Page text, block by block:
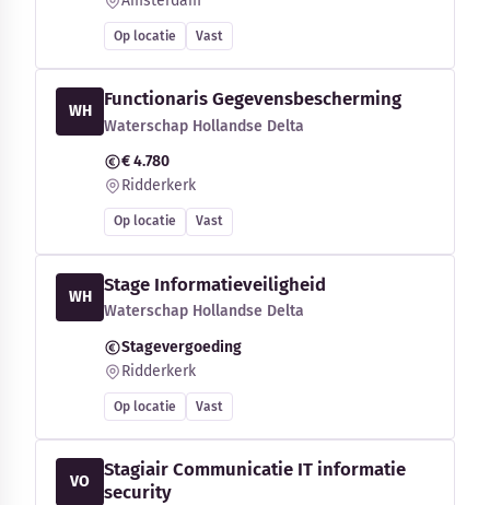
Op locatie Vast
WH
Functionaris Gegevensbescherming
Waterschap Hollandse Delta
€ 4.780
Ridderkerk
Op locatie Vast
WH
Stage Informatieveiligheid
Waterschap Hollandse Delta
Stagevergoeding
Ridderkerk
Op locatie Vast
VO
Stagiair Communicatie IT informatie
security